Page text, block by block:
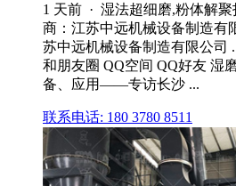
1 天前 · 湿法超细磨,粉体解
商：江苏中远机械设备制造有
苏中远机械设备制造有限公司
和朋友圈 QQ空间 QQ好友 湿
备、应用——专访长沙 ...
联系电话: 180 3780 8511